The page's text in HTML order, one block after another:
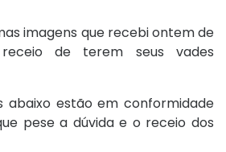
imagens que recebi ontem de
de terem seus vades
abaixo estão em conformidade
pese a dúvida e o receio dos